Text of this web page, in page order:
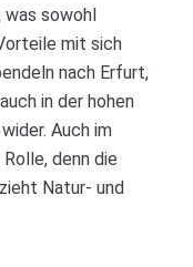
was sowohl
mit sich
nach Erfurt,
in der hohen
Auch im
denn die
Natur- und